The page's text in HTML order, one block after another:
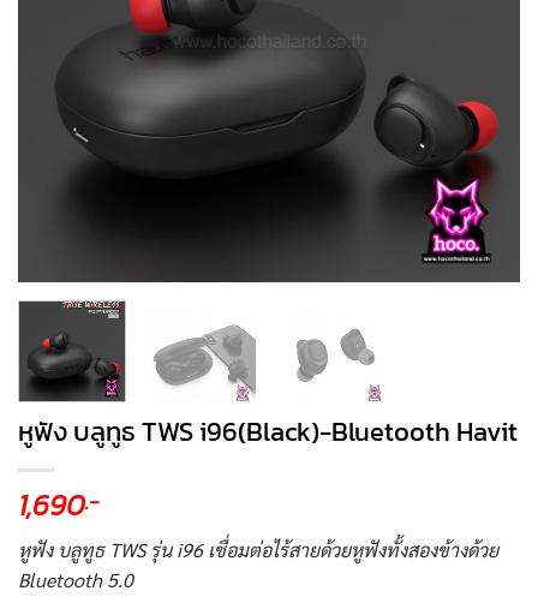
หูฟัง บลูทูธ TWS i96(Black)-Bluetooth Havit
1,690.-
หูฟัง บลูทูธ TWS รุ่น i96 เชื่อมต่อไร้สายด้วยหูฟังทั้งสองข้างด้วย
Bluetooth 5.0